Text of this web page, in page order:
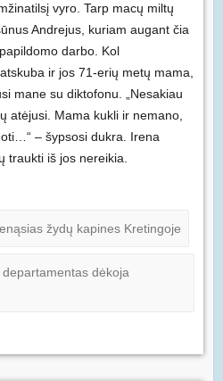
vyro. Tarp macų miltų
Andrejus, kuriam augant čia
darbo. Kol
ir jos 71-erių metų mama,
mane su diktofonu. „Nesakiau
atėjusi. Mama kukli ir nemano,
– šypsosi dukra. Irena
traukti iš jos nereikia.
žydų kapines Kretingoje
dėkoja